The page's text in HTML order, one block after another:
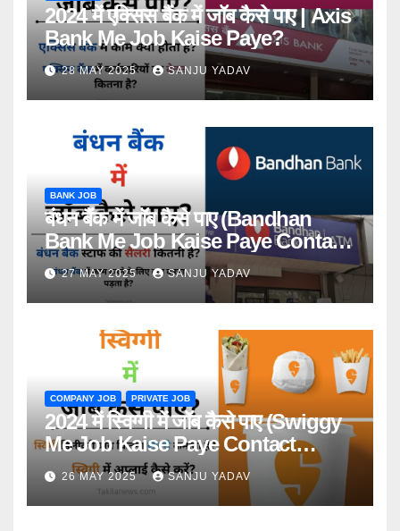
2024 में एक्सिस बैंक में जॉब कैसे पाए | Axis
Bank Me Job Kaise Paye?
28 MAY 2025 SANJU YADAV
BANK JOB
बंधन बैंक में जॉब कैसे पाए (Bandhan
Bank Me Job Kaise Paye Contact
Number)
27 MAY 2025 SANJU YADAV
COMPANY JOB PRIVATE JOB
2024 में स्विग्गी में जॉब कैसे पाए (Swiggy
Me Job Kaise Paye Contact
Number)
26 MAY 2025 SANJU YADAV